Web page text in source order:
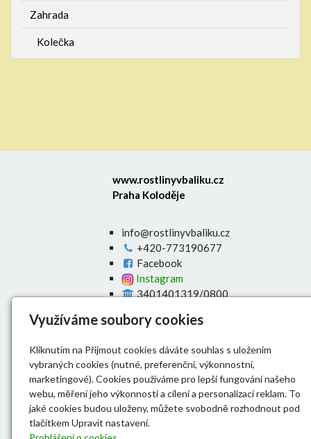
Zahrada
Kolečka
www.rostlinyvbaliku.cz
Praha Koloděje
info@rostlinyvbaliku.cz
+420-773190677
Facebook
Instagram
3401401319/0800
Úvod
O nás
Výsadba živých plotů
Doprava
Dokumenty
Kontakt
Využíváme soubory cookies
Kliknutím na Přijmout cookies dáváte souhlas s uložením
vybraných cookies (nutné, preferenční, výkonnostní,
marketingové). Cookies používáme pro lepší fungování našeho
webu, měření jeho výkonnosti a cílení a personalizaci reklam. To
jaké cookies budou uloženy, můžete svobodně rozhodnout pod
tlačítkem Upravit nastavení.